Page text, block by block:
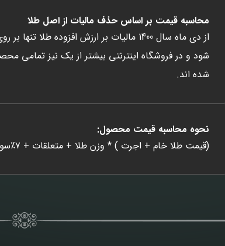
محاسبه قیمت بر اساس حذف مالیات از اصل طلا
از دی ماه سال 1400 مالیات بر ارزش
شود و در فروشگاه اینترنتی بیشتر از یک نیز تمامی
شده اند.
نحوه محاسبه قیمت محصول:
(قیمت طلا خام + اجرت ) * وزن طلا + متعلقات + ۷٪سود + ۹٪ مالیات